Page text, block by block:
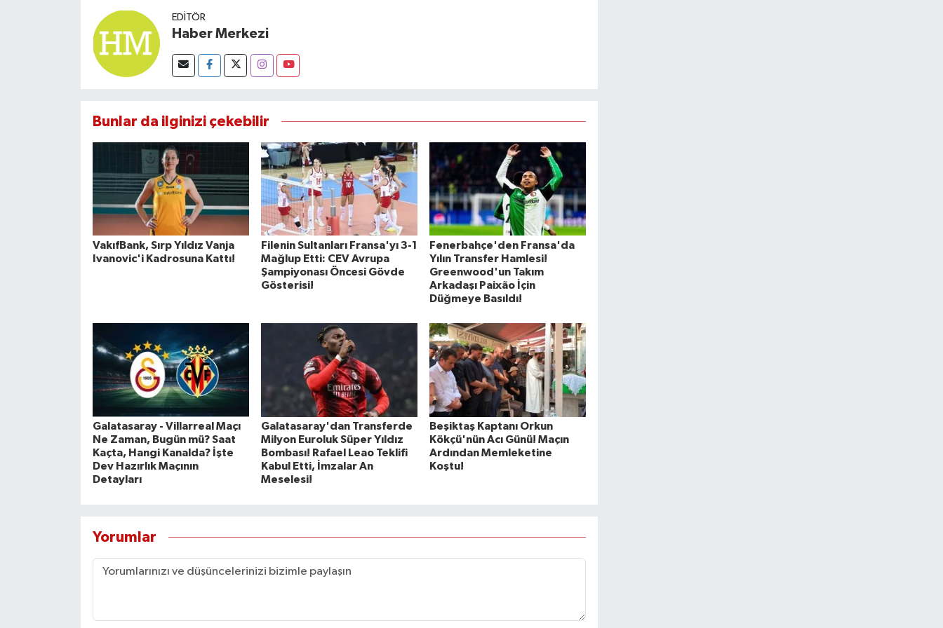
EDITÖR
Haber Merkezi
Bunlar da ilginizi çekebilir
VakıfBank, Sırp Yıldız Vanja
Ivanovic'i Kadrosuna Kattı!
Filenin Sultanları Fransa'yı 3-1
Mağlup Etti: CEV Avrupa
Şampiyonası Öncesi Gövde
Gösterisi!
Fenerbahçe'den Fransa'da
Yılın Transfer Hamlesi!
Greenwood'un Takım
Arkadaşı Paixão İçin
Düğmeye Basıldı!
Galatasaray - Villarreal Maçı
Ne Zaman, Bugün mü? Saat
Kaçta, Hangi Kanalda? İşte
Dev Hazırlık Maçının
Detayları
Galatasaray'dan Transferde
Milyon Euroluk Süper Yıldız
Bombası! Rafael Leao Teklifi
Kabul Etti, İmzalar An
Meselesi!
Beşiktaş Kaptanı Orkun
Kökçü'nün Acı Günü! Maçın
Ardından Memleketine
Koştu!
Yorumlar